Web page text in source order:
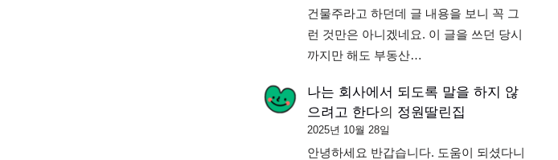
건물주라고 하던데 글 내용을 보니 꼭 그
런 것만은 아니겠네요. 이 글을 쓰던 당시
까지만 해도 부동산…
나는 회사에서 되도록 말을 하지 않
으려고 한다의 정원딸린집
2025년 10월 28일
안녕하세요 반갑습니다. 도움이 되셨다니